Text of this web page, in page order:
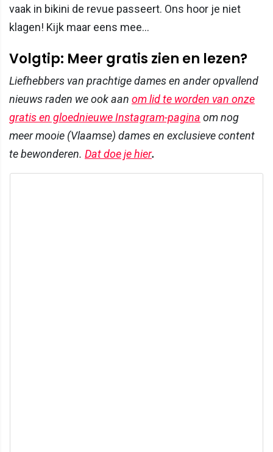
vaak in bikini de revue passeert. Ons hoor je niet
klagen! Kijk maar eens mee...
Volgtip: Meer gratis zien en lezen?
Liefhebbers van prachtige dames en ander opvallend
nieuws raden we ook aan om lid te worden van onze
gratis en gloednieuwe Instagram-pagina om nog
meer mooie (Vlaamse) dames en exclusieve content
te bewonderen. Dat doe je hier.